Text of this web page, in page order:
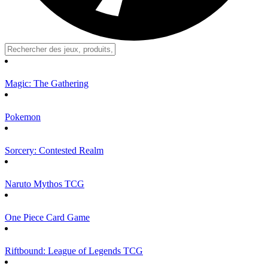
Magic: The Gathering
Pokemon
Sorcery: Contested Realm
Naruto Mythos TCG
One Piece Card Game
Riftbound: League of Legends TCG